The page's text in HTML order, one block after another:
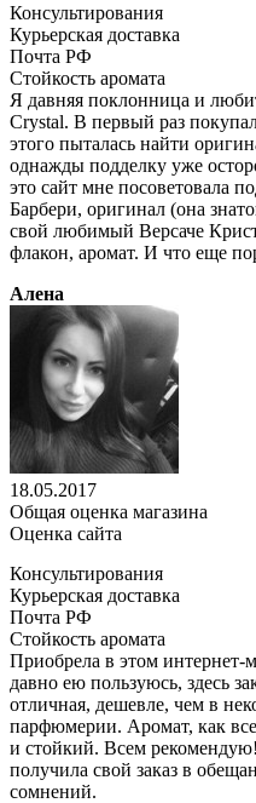
Консультирования
Курьерская доставка
Почта РФ
Стойкость аромата
Я давняя поклонница и
Crystal. В первый раз
этого пыталась найти
однажды подделку уже
это сайт мне посоветовала
Барбери, оригинал (она
свой любимый Версаче
флакон, аромат. И что еще
Алена
18.05.2017
Общая оценка магазина
Оценка сайта
Консультирования
Курьерская доставка
Почта РФ
Стойкость аромата
Приобрела в этом интернет-
давно ею пользуюсь, здесь
отличная, дешевле, чем в
парфюмерии. Аромат, как
и стойкий. Всем
получила свой заказ в
сомнений.